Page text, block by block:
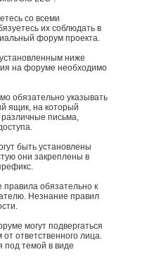
со всеми
их соблюдать в
форум проекта.
ниже
на форуме необходимо
обязательно указывать
ящик, на который
письма,
быть установлены
они закреплены в
обязательно к
Незнание правил
могут подвергаться
ответственного лица.
темой в виде